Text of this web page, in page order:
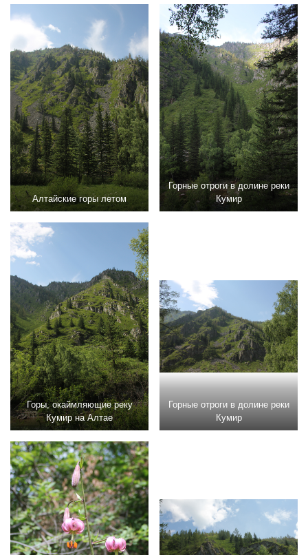
Алтайские горы летом
Горные отроги в долине реки
Кумир
Горы, окаймляющие реку
Кумир на Алтае
Горные отроги в долине реки
Кумир